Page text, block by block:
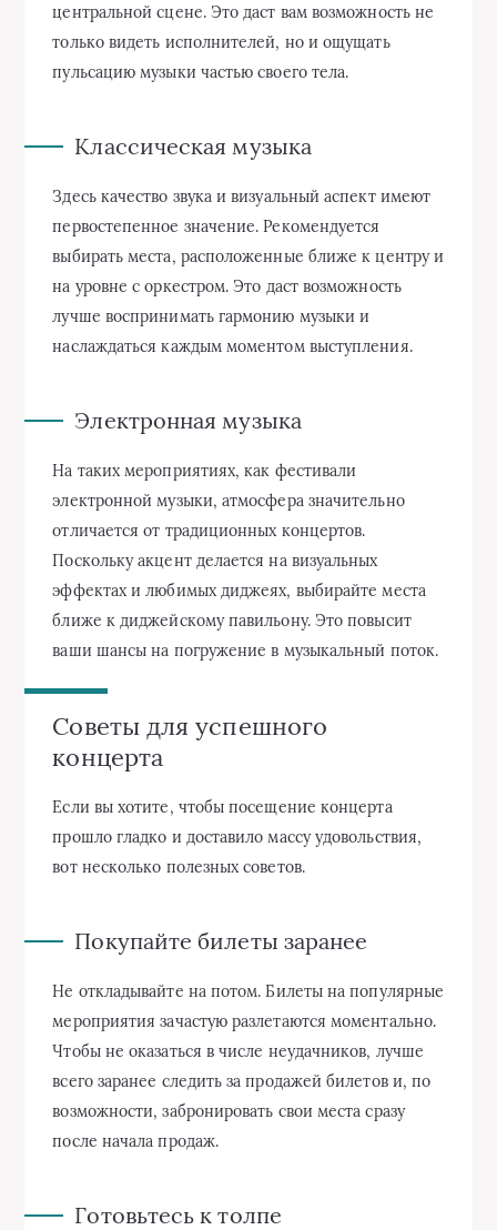
центральной сцене. Это даст вам возможность не
только видеть исполнителей, но и ощущать
пульсацию музыки частью своего тела.
Классическая музыка
Здесь качество звука и визуальный аспект имеют
первостепенное значение. Рекомендуется
выбирать места, расположенные ближе к центру и
на уровне с оркестром. Это даст возможность
лучше воспринимать гармонию музыки и
наслаждаться каждым моментом выступления.
Электронная музыка
На таких мероприятиях, как фестивали
электронной музыки, атмосфера значительно
отличается от традиционных концертов.
Поскольку акцент делается на визуальных
эффектах и любимых диджеях, выбирайте места
ближе к диджейскому павильону. Это повысит
ваши шансы на погружение в музыкальный поток.
Советы для успешного
концерта
Если вы хотите, чтобы посещение концерта
прошло гладко и доставило массу удовольствия,
вот несколько полезных советов.
Покупайте билеты заранее
Не откладывайте на потом. Билеты на популярные
мероприятия зачастую разлетаются моментально.
Чтобы не оказаться в числе неудачников, лучше
всего заранее следить за продажей билетов и, по
возможности, забронировать свои места сразу
после начала продаж.
Готовьтесь к толпе